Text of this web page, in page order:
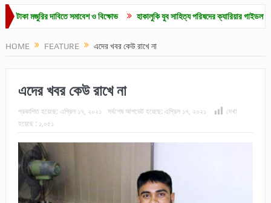
দাবিতে সমাবেশ ও বিক্ষোভ হাকালুকি যুব সাহিত্য পরিষদের ক্যারিয়ার গাইডলাইন ও
HOME FEATURE এদের খবর কেউ রাখে না
এদের খবর কেউ রাখে না
প্রকাশিত হয়েছে: এপ্রিল ১৭, ২০২১ সর্বশেষ আপডেট হয়েছে: এপ্রিল ১৭, ২০২১
দেখা
হয়েছে : ১,০৫১